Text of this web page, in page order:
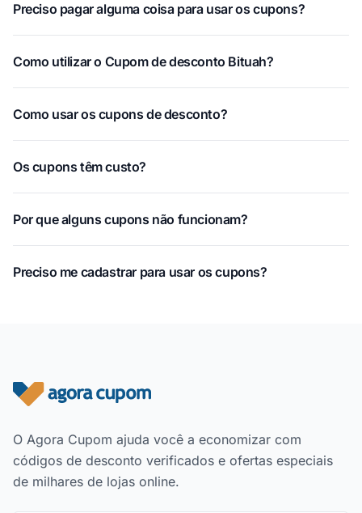
Preciso pagar alguma coisa para usar os cupons?
Como utilizar o Cupom de desconto Bituah?
Como usar os cupons de desconto?
Os cupons têm custo?
Por que alguns cupons não funcionam?
Preciso me cadastrar para usar os cupons?
Rodapé do site
O Agora Cupom ajuda você a economizar com
códigos de desconto verificados e ofertas especiais
de milhares de lojas online.